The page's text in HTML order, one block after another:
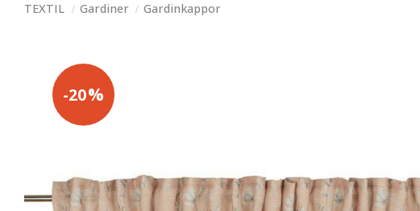
TEXTIL Gardiner Gardinkappor
20%